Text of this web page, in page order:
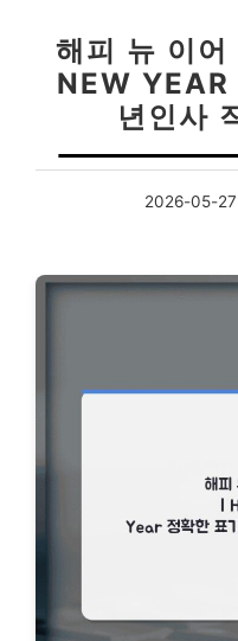
해피 뉴 이
NEW YEAR
년인사
2026-05-27